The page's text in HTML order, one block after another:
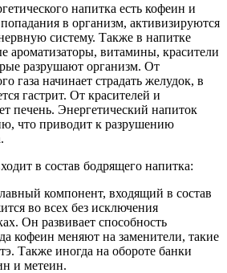
напитка есть кофеин и
в организм, активизируются
систему. Также в напитке
ароматизаторы, витамины, красители
разрушают организм. От
газа начинает страдать желудок, в
гастрит. От красителей и
печень. Энергетический напиток
что приводит к разрушению
в состав бодрящего напитка:
компонент, входящий в состав
во всех без исключения
Он развивает способность
кофеин меняют на заменители, такие
Также иногда на обороте банки
и метеин.